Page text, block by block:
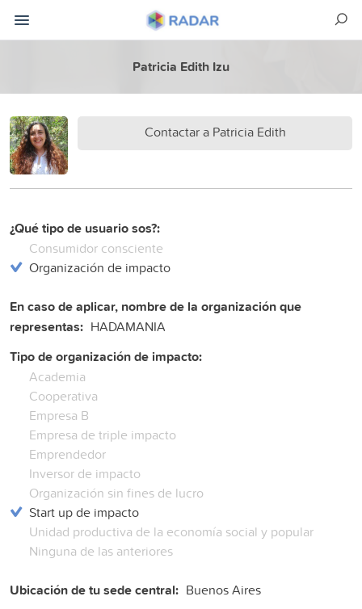
Patricia Edith Izu
Contactar a Patricia Edith
¿Qué tipo de usuario sos?:
Consumidor consciente
Organización de impacto
En caso de aplicar, nombre de la organización que
representas: HADAMANIA
Tipo de organización de impacto:
Academia
Cooperativa
Empresa B
Empresa de triple impacto
Emprendedor
Inversor de impacto
Organización sin fines de lucro
Start up de impacto
Unidad productiva de la economía social y popular
Ninguna de las anteriores
Ubicación de tu sede central: Buenos Aires